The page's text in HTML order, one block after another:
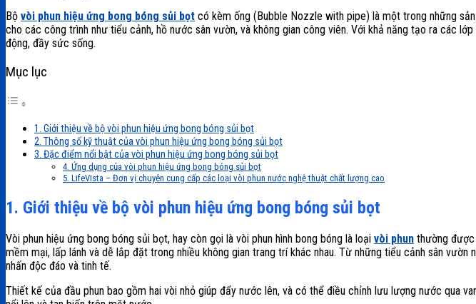
Bộ vòi phun hiệu ứng bong bóng sủi bọt có kèm ống (Bubble Nozzle with pipe) là một trong những
cho các công trình như tiểu cảnh, hồ nước sân vườn, và không gian công viên. Với khả năng tạo ra các
động, đầy sức sống.
Mục lục
1. Giới thiệu về bộ vòi phun hiệu ứng bong bóng sủi bọt
2. Thông số kỹ thuật của vòi phun hiệu ứng bong bóng sủi bọt
3. Đặc điểm nổi bật của vòi phun hiệu ứng bong bóng sủi bọt
4. Ứng dụng của vòi phun hiệu ứng bong bóng sủi bọt
5. LifeVista – Đơn vị chuyên cung cấp các loại vòi phun nước nghệ thuật chất lượng cao
1. Giới thiệu về bộ vòi phun hiệu ứng bong bóng sủi bọt
Vòi phun hiệu ứng bong bóng sủi bọt, hay còn gọi là vòi phun hình bong bóng là loại vòi phun thường
mềm mại, lấp lánh và dễ lắp đặt trong nhiều không gian trang trí khác nhau. Từ những tiểu cảnh sân
nhấn độc đáo và tinh tế.
Thiết kế của đầu phun bao gồm hai vòi nhỏ giúp đẩy nước lên, và có thể điều chỉnh lưu lượng nước qua